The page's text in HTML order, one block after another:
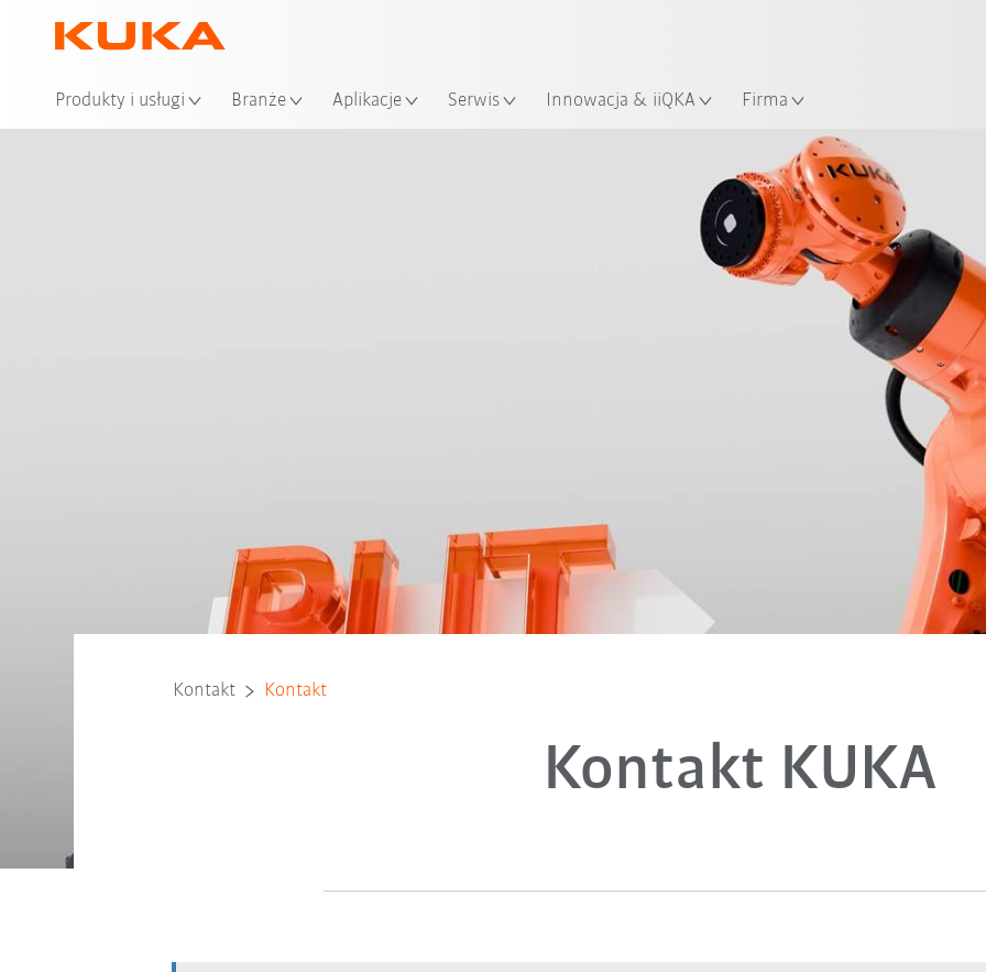
Produkty i usługi Branże Aplikacje Serwis Innowacja & iiQKA Firma
Kontakt Kontakt
Kontakt KUKA